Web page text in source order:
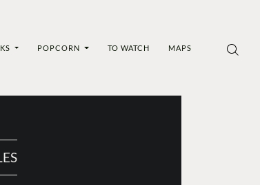
POPCORN TO WATCH MAPS